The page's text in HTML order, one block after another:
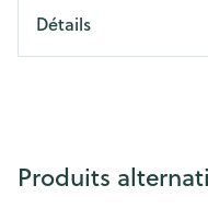
Détails
Produits